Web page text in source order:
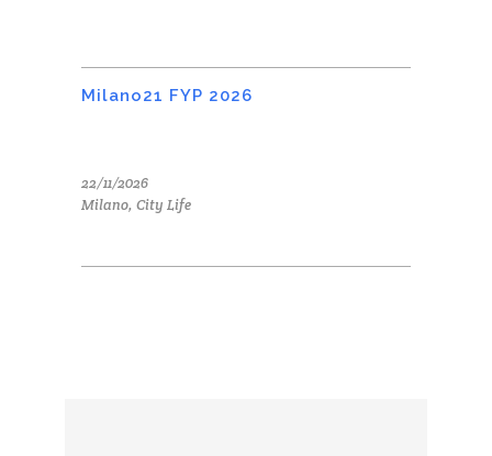
Milano21 FYP 2026
22/11/2026
Milano, City Life